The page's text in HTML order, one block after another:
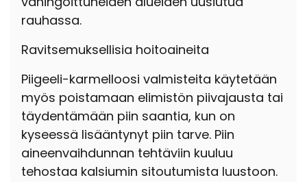
rauhassa.
Ravitsemuksellisia hoitoaineita
Piigeeli-karmelloosi valmisteita käytetään
myös poistamaan elimistön piivajausta tai
täydentämään piin saantia, kun on
kyseessä lisääntynyt piin tarve. Piin
aineenvaihdunnan tehtäviin kuuluu
tehostaa kalsiumin sitoutumista luustoon.